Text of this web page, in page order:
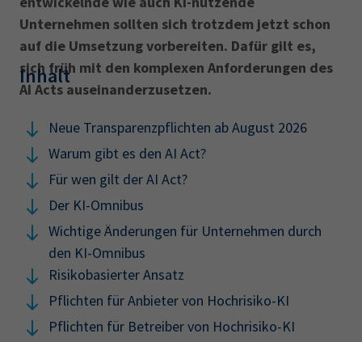
Unternehmen sollten sich trotzdem jetzt schon
auf die Umsetzung vorbereiten. Dafür gilt es,
sich früh mit den komplexen Anforderungen des
AI Acts auseinanderzusetzen.
Inhalt
Neue Transparenzpflichten ab August 2026
Warum gibt es den AI Act?
Für wen gilt der AI Act?
Der KI-Omnibus
Wichtige Änderungen für Unternehmen durch
den KI-Omnibus
Risikobasierter Ansatz
Pflichten für Anbieter von Hochrisiko-KI
Pflichten für Betreiber von Hochrisiko-KI